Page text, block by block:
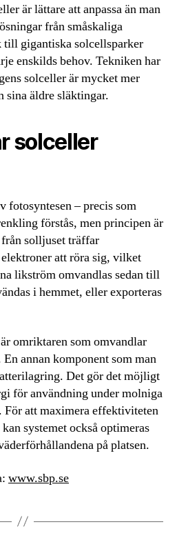
är lättare att anpassa än man
från småskaliga
gigantiska solcellsparker
enskilds behov. Tekniken har
solceller är mycket mer
sina äldre släktingar.
solceller
fotosyntesen – precis som
förstås, men principen är
solljuset träffar
att röra sig, vilket
likström omvandlas sedan till
i hemmet, eller exporteras
omriktaren som omvandlar
annan komponent som man
Det gör det möjligt
för användning under molniga
För att maximera effektiviteten
systemet också optimeras
på platsen.
www.sbp.se